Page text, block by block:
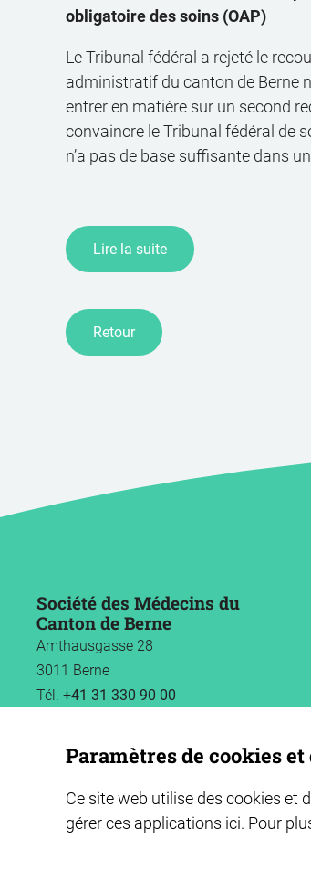
obligatoire des soins (OAP)
Le Tribunal fédéral a rejeté le
administratif du canton de Berne
entrer en matière sur un second
convaincre le Tribunal fédéral de
n’a pas de base suffisante dans
Lire la suite
Retour
Société des Médecins du
Canton de Berne
Amthausgasse 28
3011 Berne
Tél. +41 31 330 90 00
Paramètres de cookies
Ce site web utilise des cookies et
gérer ces applications ici. Pour